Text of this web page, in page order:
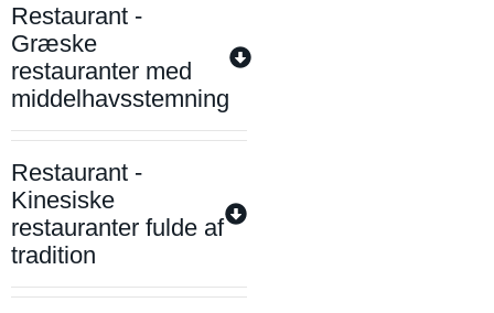
Restaurant -
Græske
restauranter med
middelhavsstemning
Restaurant -
Kinesiske
restauranter fulde af
tradition